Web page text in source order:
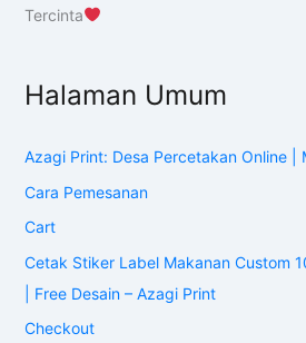
Tercinta
Halaman Umum
Azagi Print: Desa Percetakan Online |
Cara Pemesanan
Cart
Cetak Stiker Label Makanan Custom
| Free Desain – Azagi Print
Checkout